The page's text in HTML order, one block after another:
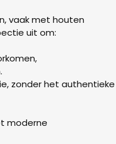
vaak met houten
uit om:
zonder het authentieke
moderne